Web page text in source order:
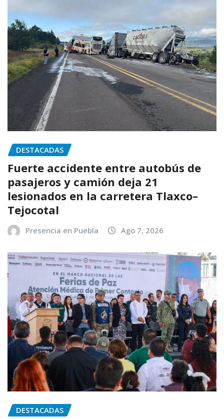
DESTACADAS
Fuerte accidente entre autobús de
pasajeros y camión deja 21
lesionados en la carretera Tlaxco–
Tejocotal
Presencia en Puebla Ago 7, 2026
DESTACADAS